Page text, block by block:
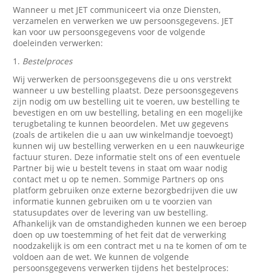
Wanneer u met JET communiceert via onze Diensten,
verzamelen en verwerken we uw persoonsgegevens. JET
kan voor uw persoonsgegevens voor de volgende
doeleinden verwerken:
1. Bestelproces
Wij verwerken de persoonsgegevens die u ons verstrekt
wanneer u uw bestelling plaatst. Deze persoonsgegevens
zijn nodig om uw bestelling uit te voeren, uw bestelling te
bevestigen en om uw bestelling, betaling en een mogelijke
terugbetaling te kunnen beoordelen. Met uw gegevens
(zoals de artikelen die u aan uw winkelmandje toevoegt)
kunnen wij uw bestelling verwerken en u een nauwkeurige
factuur sturen. Deze informatie stelt ons of een eventuele
Partner bij wie u bestelt tevens in staat om waar nodig
contact met u op te nemen. Sommige Partners op ons
platform gebruiken onze externe bezorgbedrijven die uw
informatie kunnen gebruiken om u te voorzien van
statusupdates over de levering van uw bestelling.
Afhankelijk van de omstandigheden kunnen we een beroep
doen op uw toestemming of het feit dat de verwerking
noodzakelijk is om een contract met u na te komen of om te
voldoen aan de wet. We kunnen de volgende
persoonsgegevens verwerken tijdens het bestelproces: